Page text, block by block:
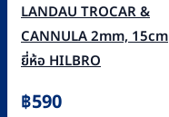
LANDAU TROCAR &
CANNULA 2mm, 15cm
ยี่ห้อ HILBRO
฿590